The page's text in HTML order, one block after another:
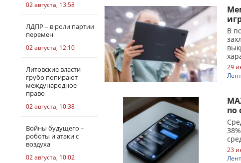
02 августа, 13:58
ЛДПР – в роли партии
перемен
02 августа, 12:10
Литовские власти
грубо попирают
международное
право
02 августа, 10:38
Войны будущего –
роботы и атаки с
воздуха
02 августа, 10:02
В
29
по
23